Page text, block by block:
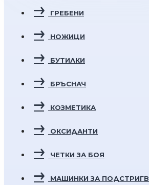
ГРЕБЕНИ
НОЖИЦИ
БУТИЛКИ
БРЪСНАЧ
КОЗМЕТИКА
ОКСИДАНТИ
ЧЕТКИ ЗА БОЯ
МАШИНКИ ЗА